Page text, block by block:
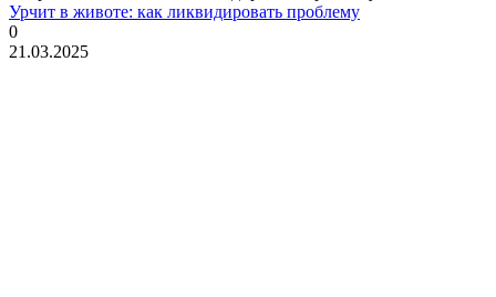
Урчит в животе: как ликвидировать проблему
0
21.03.2025